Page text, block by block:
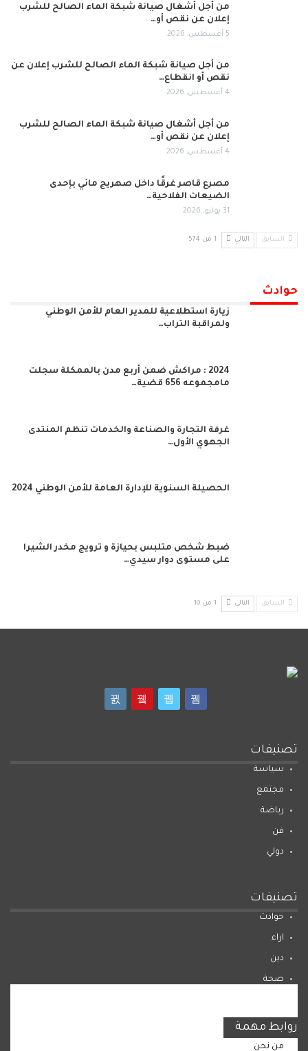
من أجل أشغال صيانة شبكة الماء الصالح للشرب
إعلان عن نقص أو…
5 أغسطس, 2026
من أجل صيانة شبكة الماء الصالح للشرب إعلان عن
نقص أو انقطاع…
4 أغسطس, 2026
من أجل أشغال صيانة شبكة الماء الصالح للشرب
إعلان عن نقص أو…
4 أغسطس, 2026
مصرع قاصر غرقًا داخل صهريج مائي بإحدى
الضيعات الفلاحية…
31 يوليو, 2026
السابق التالي 1 من 574
حوادث
زيارة استطلاعية للمدير العام للأمن الوطني
ولمراقبة التراب…
2024 : مراكش ضمن أربع مدن بالممكلة سجلت
مامجموعه 656 قضية…
غرفة التجارة والصناعة والخدمات تنظم المنتدى
الجهوي الأول…
الحصيلة السنوية للإدارة العامة للأمن الوطني 2024
ضبط شخص متلبس بحيازة و ترويج مخدر الشيرا
على مستوى دوار سيدي…
السابق التالي 1 من 10
تصنيفات
سياسة
مجتمع
رياضة
فن
دولي
تصنيفات
حوادث
اراء
دين
صحة
روابط مهمة
من نحن